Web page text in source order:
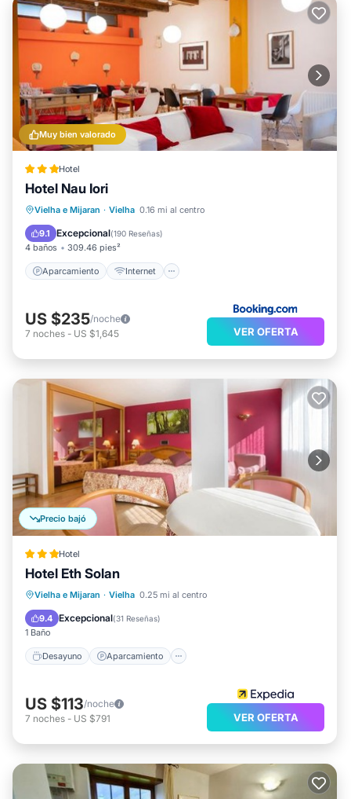
Muy bien valorado
Hotel
Hotel Nau Iori
Vielha e Mijaran · Vielha 0.16 mi al centro
9.1 Excepcional(190 Reseñas)
4 baños 309.46 pies²
Aparcamiento Internet
Aparcamiento
Internet
Apto para niños
US $235/noche
7 noches - US $1,645 VER OFERTA
Precio bajó
Hotel
Hotel Eth Solan
Vielha e Mijaran · Vielha 0.25 mi al centro
9.4 Excepcional(31 Reseñas)
1 Baño
Desayuno Aparcamiento
Desayuno Aparcamiento
Esquí
US $113/noche
7 noches - US $791 VER OFERTA